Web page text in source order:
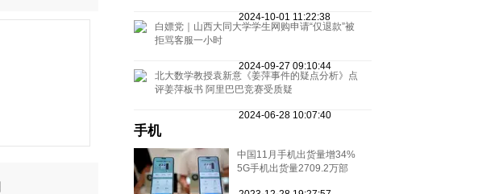
2024-10-01 11:22:38
白嫖党｜山西大同大学学生网购申请“仅退款”被
拒骂客服一小时
2024-09-27 09:10:44
北大数学教授袁新意《姜萍事件的疑点分析》点
评姜萍板书 阿里巴巴竞赛受质疑
2024-06-28 10:07:40
手机
中国11月手机出货量增34%
5G手机出货量2709.2万部